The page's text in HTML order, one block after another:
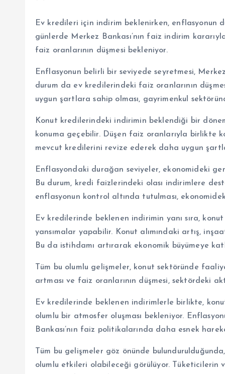
Ev kredileri için indirim beklenirken, enflasyonun
günlerde Merkez Bankası’nın faiz indirim
faiz oranlarının düşmesi bekleniyor.
Enflasyonun belirli bir seviyede seyretmesi,
durum da ev kredilerindeki faiz oranlarının
uygun şartlara sahip olması, gayrimenkul
Konut kredilerindeki indirimin beklendiği bir
konuma geçebilir. Düşen faiz oranlarıyla birlikte
mevcut kredilerini revize ederek daha uygun
Enflasyondaki durağan seviyeler, ekonomideki
Bu durum, kredi faizlerindeki olası indirimlere
enflasyonun kontrol altında tutulması,
Ev kredilerinde beklenen indirimin yanı sıra,
yansımalar yapabilir. Konut alımındaki artış,
Bu da istihdamı artırarak ekonomik büyümeye
Tüm bu olumlu gelişmeler, konut sektöründe
artması ve faiz oranlarının düşmesi, sektördeki
Ev kredilerinde beklenen indirimlerle birlikte,
olumlu bir atmosfer oluşması bekleniyor.
Bankası’nın faiz politikalarında daha esnek
Tüm bu gelişmeler göz önünde
olumlu etkileri olabileceği görülüyor. Tüketicilerin